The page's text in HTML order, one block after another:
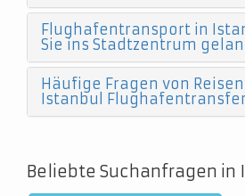
Flughafentransport in
Sie ins Stadtzentrum
Häufige Fragen von
Istanbul
Beliebte Suchanfragen in